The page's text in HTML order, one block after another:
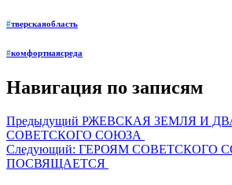
#тверскаяобласть
#комфортнаясреда
Навигация по записям
Предыдущий РЖЕВСКАЯ ЗЕМЛЯ И
СОВЕТСКОГО СОЮЗА
Следующий: ГЕРОЯМ СОВЕТСКОГО
ПОСВЯЩАЕТСЯ